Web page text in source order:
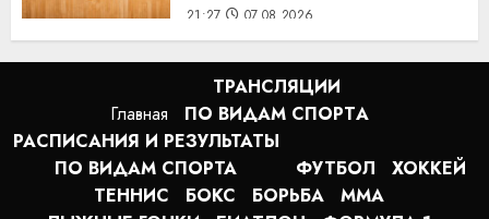
21:27 07.08.2026
Главная
ТРАНСЛЯЦИИ
ПО ВИДАМ СПОРТA
РАСПИСАНИЯ И РЕЗУЛЬТАТЫ
ПО ВИДАМ СПОРТА
ФУТБОЛ
ХОККЕЙ
ТЕННИС
БОКС БОРЬБА
MMA